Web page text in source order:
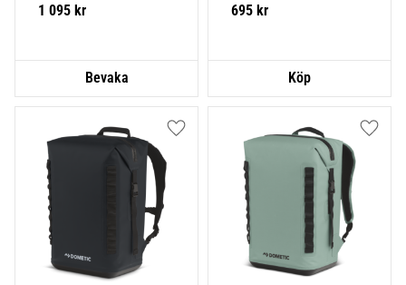
1 095 kr 695 kr
Lägg till i favoriter Lägg